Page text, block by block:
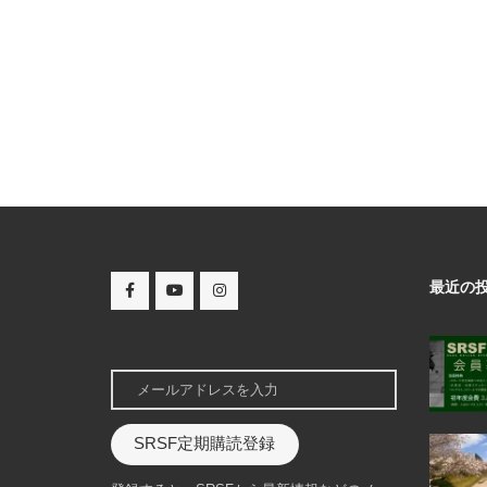
SRSF定期購読登録
最近の